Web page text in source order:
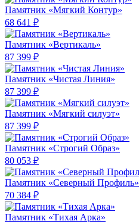
Памятник «Мягкий Контур»
68 641 ₽
Памятник «Вертикаль»
87 399 ₽
Памятник «Чистая Линия»
87 399 ₽
Памятник «Мягкий силуэт»
87 399 ₽
Памятник «Строгий Образ»
80 053 ₽
Памятник «Северный Профиль»
70 384 ₽
Памятник «Тихая Арка»